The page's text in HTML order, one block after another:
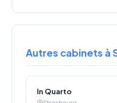
Autres cabinets à
In Quarto